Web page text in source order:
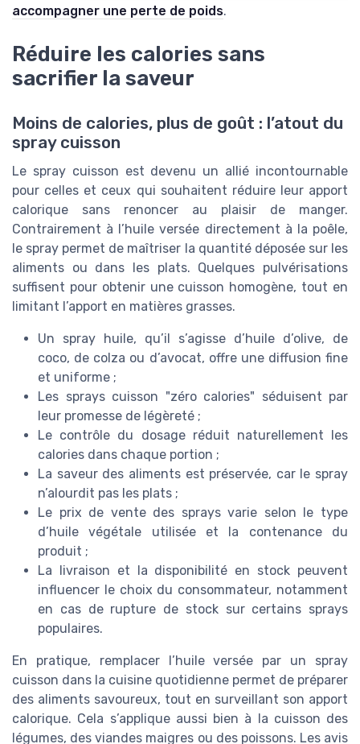
accompagner une perte de poids.
Réduire les calories sans
sacrifier la saveur
Moins de calories, plus de goût : l’atout du
spray cuisson
Le spray cuisson est devenu un allié incontournable
pour celles et ceux qui souhaitent réduire leur apport
calorique sans renoncer au plaisir de manger.
Contrairement à l’huile versée directement à la poêle,
le spray permet de maîtriser la quantité déposée sur les
aliments ou dans les plats. Quelques pulvérisations
suffisent pour obtenir une cuisson homogène, tout en
limitant l’apport en matières grasses.
Un spray huile, qu’il s’agisse d’huile d’olive, de
coco, de colza ou d’avocat, offre une diffusion fine
et uniforme ;
Les sprays cuisson "zéro calories" séduisent par
leur promesse de légèreté ;
Le contrôle du dosage réduit naturellement les
calories dans chaque portion ;
La saveur des aliments est préservée, car le spray
n’alourdit pas les plats ;
Le prix de vente des sprays varie selon le type
d’huile végétale utilisée et la contenance du
produit ;
La livraison et la disponibilité en stock peuvent
influencer le choix du consommateur, notamment
en cas de rupture de stock sur certains sprays
populaires.
En pratique, remplacer l’huile versée par un spray
cuisson dans la cuisine quotidienne permet de préparer
des aliments savoureux, tout en surveillant son apport
calorique. Cela s’applique aussi bien à la cuisson des
légumes, des viandes maigres ou des poissons. Les avis